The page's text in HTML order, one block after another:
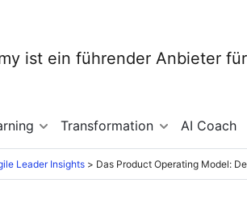
Transformation AI Coach
Leader Insights